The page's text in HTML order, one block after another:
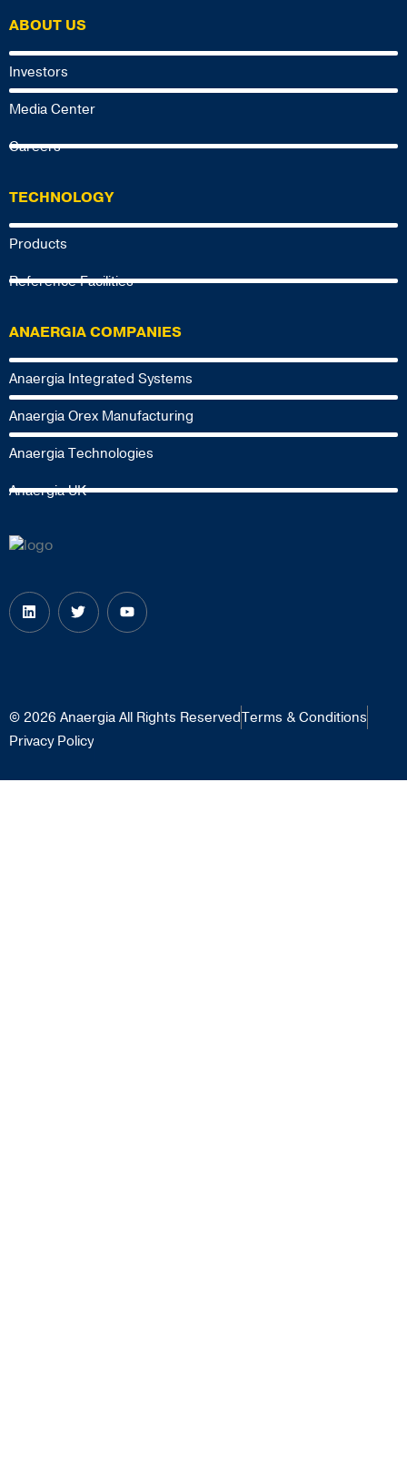
ABOUT US
Investors
Media Center
Careers
TECHNOLOGY
Products
Reference Facilities
ANAERGIA COMPANIES
Anaergia Integrated Systems
Anaergia Orex Manufacturing
Anaergia Technologies
Anaergia UK
© 2026 Anaergia All Rights ReservedTerms & Conditions
Privacy Policy